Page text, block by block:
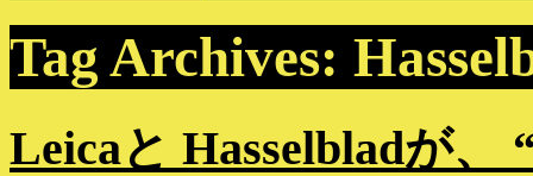
Tag Archives:
Leicaと Hasselbladが、